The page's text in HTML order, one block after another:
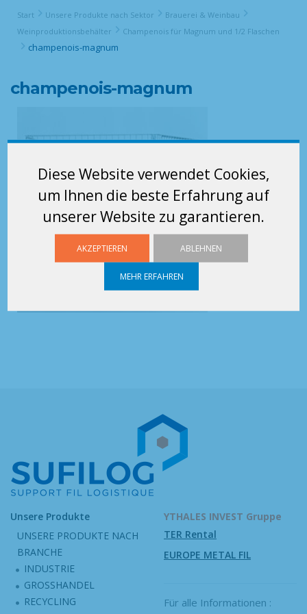
Diese Website verwendet Cookies,
um Ihnen die beste Erfahrung auf
unserer Website zu garantieren.
AKZEPTIEREN ABLEHNEN
MEHR ERFAHREN
Start Unsere Produkte nach Sektor
Brauerei & Weinbau
Weinproduktionsbehälter
Champenois für Magnum und 1/2 Flaschen
champenois-magnum
champenois-magnum
Unsere Produkte
UNSERE PRODUKTE NACH
BRANCHE
INDUSTRIE
GROSSHANDEL
RECYCLING
YTHALES INVEST Gruppe
TER Rental
EUROPE METAL FIL
Für alle Informationen :